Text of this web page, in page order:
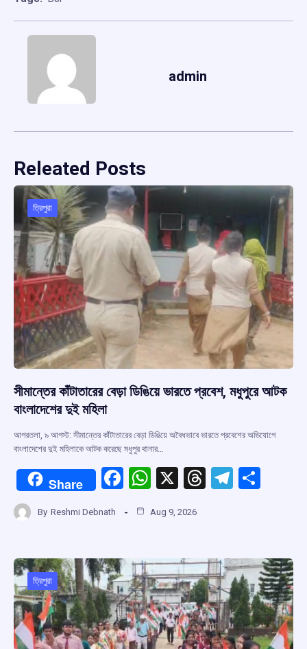
admin
Releated Posts
ত্রিপুরা
সীমান্তের কাঁটাতারের বেড়া ডিঙিয়ে ভারতে প্রবেশ, মধুপুরে আটক
বাংলাদেশের দুই মহিলা
আগরতলা, ৯ আগস্ট: সীমান্তের কাঁটাতারের বেড়া ডিঙিয়ে অবৈধভাবে ভারতে প্রবেশের অভিযোগে
বাংলাদেশের দুই মহিলাকে আটক করেছে মধুপুর থানার…
Share
F
ce
o
o
k
W
at
A
p
p
X
T
d
s
T
a
m
By Reshmi Debnath Aug 9, 2026
ত্রিপুরা